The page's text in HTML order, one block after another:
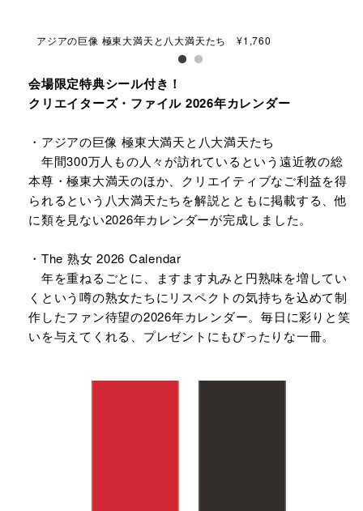
アジアの巨像 極東大満天と八大満天たち ¥1,760
会場限定特典シール付き！
クリエイターズ・ファイル 2026年カレンダー
・アジアの巨像 極東大満天と八大満天たち
年間300万人もの人々が訪れているという遠近教の総
本尊・極東大満天のほか、クリエイティブなご利益を得
られるという八大満天たちを解説とともに掲載する、他
に類を見ない2026年カレンダーが完成しました。
・The 熟女 2026 Calendar
年を重ねるごとに、ますます丸みと円熟味を増してい
くという噂の熟女たちにリスペクトの気持ちを込めて制
作したファン待望の2026年カレンダー。毎日に彩りと笑
いを与えてくれる、プレゼントにもぴったりな一冊。